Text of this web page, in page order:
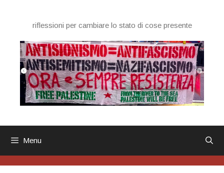
contenutoriflessioni per cambiare lo stato di cose presente
Menu